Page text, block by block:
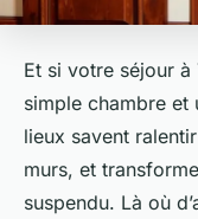
Et si votre séjour à
simple chambre et
lieux savent
murs, et
suspendu. Là où